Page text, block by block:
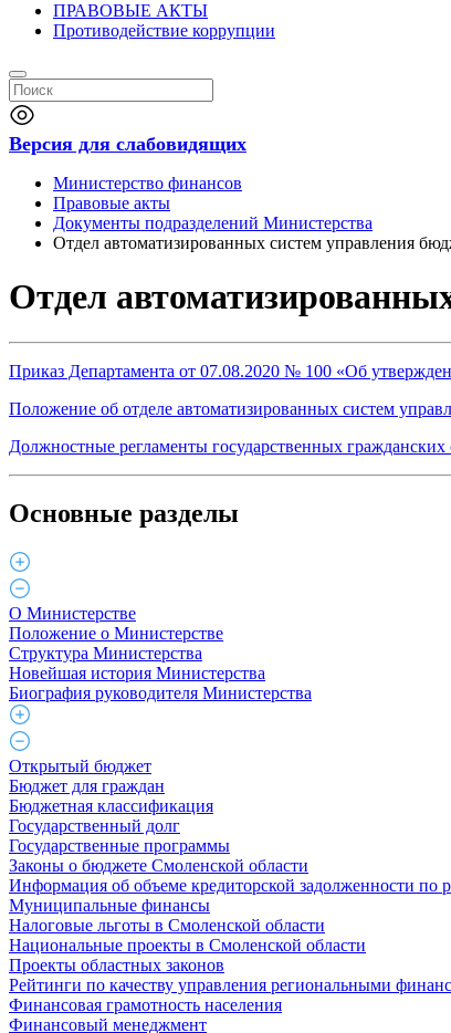
ПРАВОВЫЕ АКТЫ
Противодействие коррупции
Версия для слабовидящих
Министерство финансов
Правовые акты
Документы подразделений Министерства
Отдел автоматизированных систем управления
Отдел
Приказ Департамента от 07.08.2020 № 100 «Об
Положение об отделе автоматизированных систем
Должностные регламенты государственных
Основные разделы
О Министерстве
Положение о Министерстве
Структура Министерства
Новейшая история Министерства
Биография руководителя Министерства
Открытый бюджет
Бюджет для граждан
Бюджетная классификация
Государственный долг
Государственные программы
Законы о бюджете Смоленской области
Информация об объеме кредиторской задолженности по
Муниципальные финансы
Налоговые льготы в Смоленской области
Национальные проекты в Смоленской области
Проекты областных законов
Рейтинги по качеству управления региональными
Финансовая грамотность населения
Финансовый менеджмент